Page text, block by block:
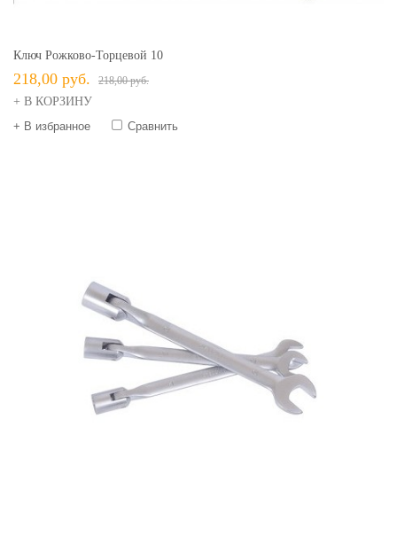
Ключ Рожково-Торцевой 10
218,00 руб. 218,00 руб.
+ В КОРЗИНУ
+ В избранное
Сравнить